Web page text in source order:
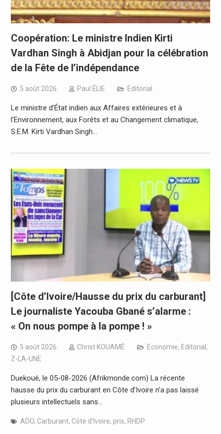
Coopération: Le ministre Indien Kirti
Vardhan Singh à Abidjan pour la célébration
de la Fête de l’indépendance
5 août 2026 Paul ÉLIE Editorial
Le ministre d’État indien aux Affaires extérieures et à
l’Environnement, aux Forêts et au Changement climatique,
S.E.M. Kirti Vardhan Singh…
[Côte d’Ivoire/Hausse du prix du carburant]
Le journaliste Yacouba Gbané s’alarme :
« On nous pompe à la pompe ! »
5 août 2026 Christ KOUAMÉ Economie, Editorial ,
Z-LA-UNE
Duekoué, le 05-08-2026 (Afrikmonde.com) La récente
hausse du prix du carburant en Côte d’Ivoire n’a pas laissé
plusieurs intellectuels sans…
ADO, Carburant, Côte d'Ivoire, prix, RHDP